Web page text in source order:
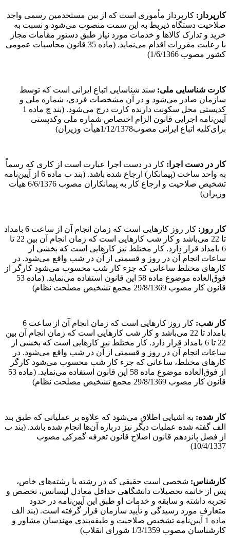
کارپرداز : کارپرداز مأموری است که از بین مستخدمین رسمی واجد
صلاحیت دستگاه ذیربط به این سمت منصوب می‌شود و نسبت به
خرید و تدارک کالاها و خدمات مورد نیاز طبق دستور مقامات مجاز
با رعایت مقررات اقدام می‌نماید. (ماده 35 قانون محاسبات عمومی
کشور مصوب 1/6/1366)
کارت شناسایی ملی: سند شناسایی اتباع ایرانی است که توسط
سازمان صادر می‌شود و در آن مشخصات فردی، شماره ملی و
کدپستی محل سکونت دارنده کارت درج می‌شود. (بند چ ماده 1
آیین‌نامه اجرایی قانون الزام اختصاص شماره ملی وکدپستی
برای‌کلیه اتباع ایرانی مصوب1/12/1378هیأت وزیران)
کار در دست اجرا : کار در دست اجرا عبارت است از کاری که رسماً
به واحد ساخت (پیمانکار) ارجاع شده باشد. (بند ب ماده 6 از آیین‌نامه
تشخیص صلاحیت و ارجاع کار به پیمانکاران مصوب 6/6/1376 هیأت
وزیران)
کار روز :
کار روز کارهایی است که زمان انجام آن از ساعت 6 بامداد
تا 22 می‌باشد و کار شب کارهایی است که زمان انجام آن بین 22 تا
6 بامداد قرار دارد. کار مختلط نیز کارهایی است که بخشی از
ساعات انجام آن در روز و قسمتی از آن در شب واقع می‌شود. در
کارهای مختلط ساعاتی که جزء کار شب محسوب می‌شود کارگر از
فوق‌العاده موضوع ماده 58 این قانون استفاده می‌نماید. (ماده 53
قانون کار مصوب 29/8/1369 مجمع تشخیص مصلحت نظام)
کار شب:
کار روز کارهایی است که زمان انجام آن از ساعت 6
بامداد تا 22 می‌باشد و کار شب کارهایی است که زمان انجام آن بین
22 تا 6 بامداد قرار دارد. کار مختلط نیز کارهایی است که بخشی از
ساعات انجام آن در روز و قسمتی از آن در شب واقع می‌شود. در
کارهای مختلط، ساعاتی که جزء کار شب محسوب می‌شود کارگر
از فوق‌العاده موضوع ماده 58 این قانون استفاده می‌نماید. (ماده 53
قانون کار مصوب 29/8/1369 مجمع تشخیص مصلحت نظام)
کار شده: به اشیایی اطلاق می‌شود که علاوه بر عملیاتی که طبق بند
الف گفته شده عملیات دیگر نیز درباره آن‌ها انجام شده باشد. (بند ب
از فصل پانزدهم قانون اصلاح قانون تعرفه گمرکی مصوب
10/4/1337)
کارشناس: شخصی است حقیقی که در رشته یا رشته‌های خاص،
پس از خاتمه تحصیلات دانشگاهی حداقل معادل لیسانس، تخصص و
تجربه داشته و سابقه و خدمات او طبق این آیین‌نامه در حدود
متعارف مورد رسیدگی و تأیید سازمان قرار گرفته است. (بند الف
ماده 1 آیین‌نامه تشخیص صلاحیت و طبقه‌بندی مهندسان مشاور و
کارشناسان مصوب 1/3/1359 شورای انقلاب)